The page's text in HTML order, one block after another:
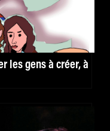
les gens à créer, à